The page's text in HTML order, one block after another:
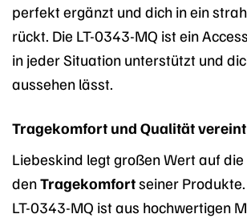
perfekt ergänzt und dich in ein
rückt. Die LT-0343-MQ ist ein
in jeder Situation unterstützt und
aussehen lässt.
Tragekomfort und Qualität vereint
Liebeskind legt großen Wert auf die
denTragekomfortseiner
LT-0343-MQ ist aus hochwertigen